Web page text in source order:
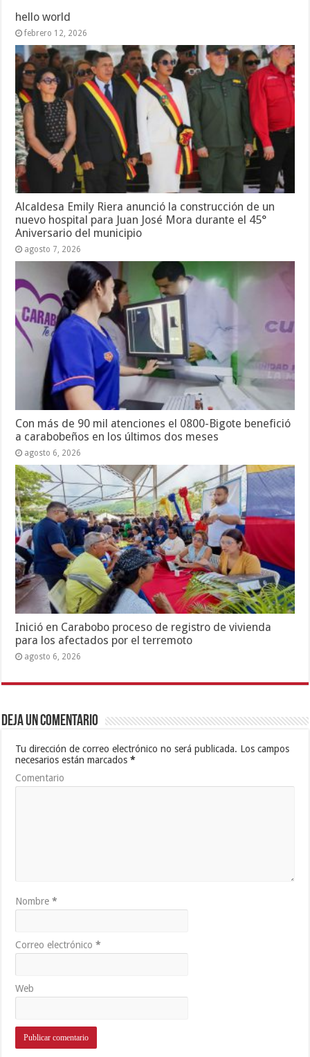
hello world
febrero 12, 2026
Alcaldesa Emily Riera anunció la construcción de un
nuevo hospital para Juan José Mora durante el 45°
Aniversario del municipio
agosto 7, 2026
Con más de 90 mil atenciones el 0800-Bigote benefició
a carabobeños en los últimos dos meses
agosto 6, 2026
Inició en Carabobo proceso de registro de vivienda
para los afectados por el terremoto
agosto 6, 2026
Deja un comentario
Tu dirección de correo electrónico no será publicada. Los campos
necesarios están marcados*
Comentario
Nombre*
Correo electrónico*
Web